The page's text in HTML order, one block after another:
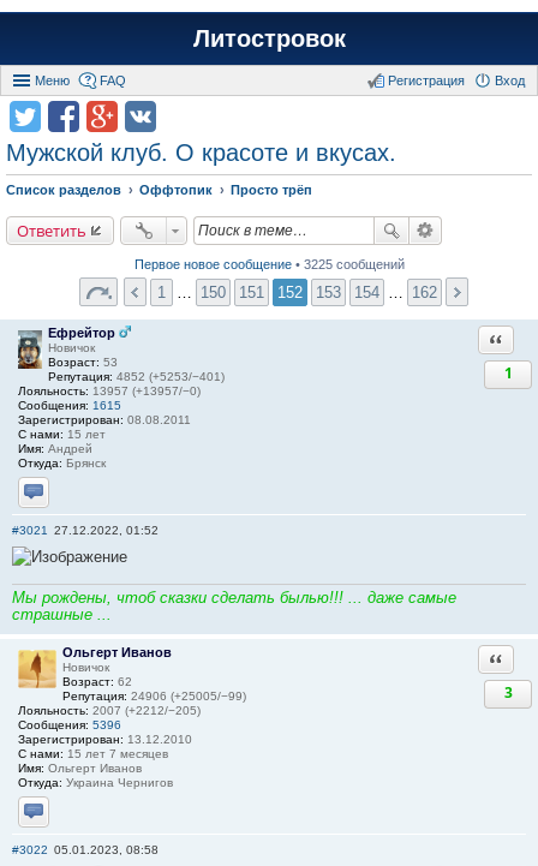
Литостровок
Меню FAQ Вход
Регистрация
Мужской клуб. О красоте и вкусах.
Список разделов Оффтопик Просто трёп
Ответить
Первое новое сообщение• 3225 сообщений
1 150 151 152 153 154 162
Ефрейтор
Новичок
Возраст: 53
Репутация: 4852 (+5253/−401)
Лояльность: 13957 (+13957/−0)
Сообщения: 1615
Зарегистрирован: 08.08.2011
С нами: 15 лет
Имя: Андрей
Откуда: Брянск
Отправить личное сообщение
1
#3021 27.12.2022, 01:52
Мы рождены, чтоб сказки сделать былью!!! ... даже самые
страшные ...
Ольгерт Иванов
Новичок
Возраст: 62
Репутация: 24906 (+25005/−99)
Лояльность: 2007 (+2212/−205)
Сообщения: 5396
Зарегистрирован: 13.12.2010
С нами: 15 лет 7 месяцев
Имя: Ольгерт Иванов
Откуда: Украина Чернигов
Отправить личное сообщение
3
#3022 05.01.2023, 08:58